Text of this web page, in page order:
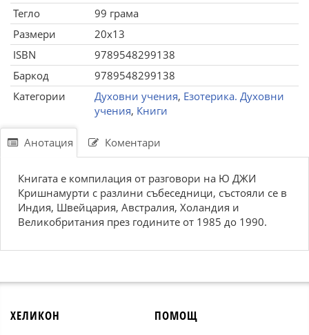
Тегло
99 грама
Размери
20x13
ISBN
9789548299138
Баркод
9789548299138
Категории
Духовни учения, Езотерика. Духовни
учения, Книги
Анотация Коментари
Книгата е компилация от разговори на Ю ДЖИ
Кришнамурти с разлини събеседници, състояли се в
Индия, Швейцария, Австралия, Холандия и
Великобритания през годините от 1985 до 1990.
ХЕЛИКОН ПОМОЩ